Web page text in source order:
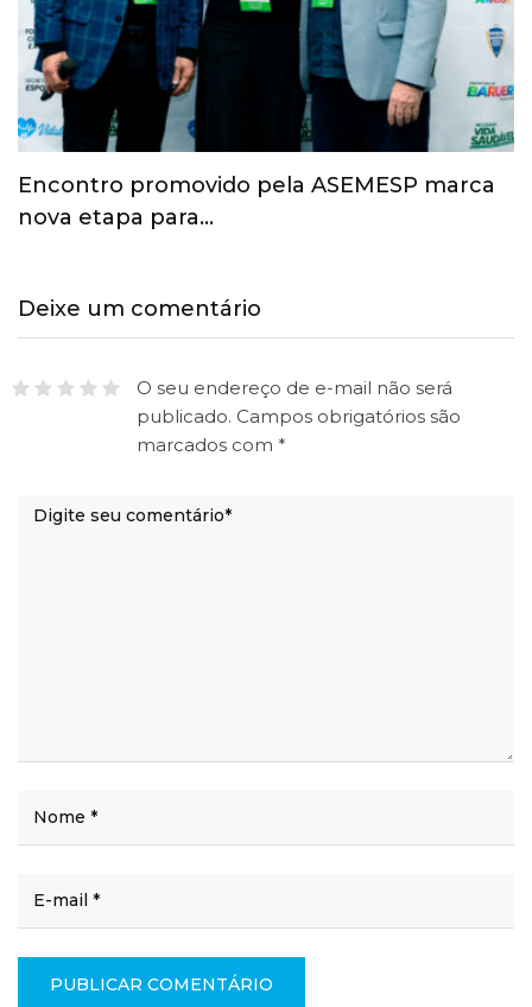
Esporte ganha espaço na agenda
econômica e mobiliza…
Deixe um comentário
O seu endereço de e-mail não será
publicado. Campos obrigatórios são
marcados com *